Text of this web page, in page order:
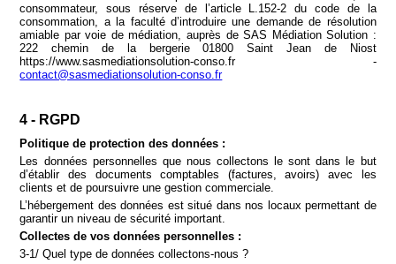
consommateur, sous réserve de l ’article L.152-2 du code de la
consommation, a la faculté d’introduire une demande de résolution
amiable par voie de médiation, auprès de SAS Médiation Solution :
222 chemin de la bergerie 01800 Saint Jean de Niost
https://www.sasmediationsolution-conso.fr -
contact@sasmediationsolution-conso.fr
4 - RGPD
Politique de protection des données :
Les données personnelles que nous collectons le sont dans le but
d’établir des documents comptables (factures, avoirs) avec les
clients et de poursuivre une gestion commerciale.
L’hébergement des données est situé dans nos locaux permettant de
garantir un niveau de sécurité important.
Collectes de vos données personnelles :
3-1/ Quel type de données collectons-nous ?